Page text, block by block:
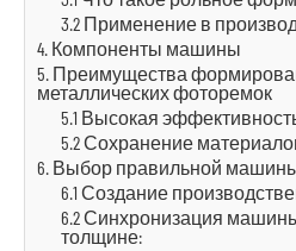
3.2 Применение в
4. Компоненты машины
5. Преимущества
металлических фоторемок
5.1 Высокая
5.2 Сохранение
6. Выбор правильной
6.1 Создание
6.2 Синхронизация
толщине: